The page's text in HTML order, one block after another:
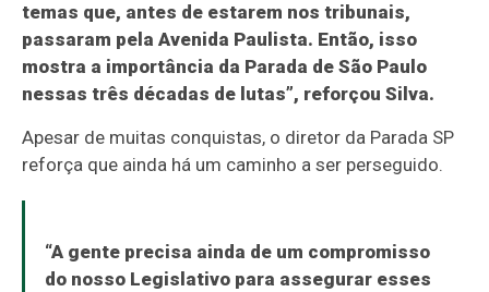
temas que, antes de estarem nos tribunais,
passaram pela Avenida Paulista. Então, isso
mostra a importância da Parada de São Paulo
nessas três décadas de lutas”, reforçou Silva.
Apesar de muitas conquistas, o diretor da Parada SP
reforça que ainda há um caminho a ser perseguido.
“A gente precisa ainda de um compromisso
do nosso Legislativo para assegurar esses